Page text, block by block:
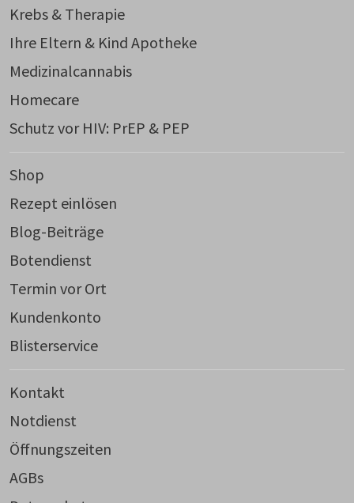
Krebs & Therapie
Ihre Eltern & Kind Apotheke
Medizinalcannabis
Homecare
Schutz vor HIV: PrEP & PEP
Shop
Rezept einlösen
Blog-Beiträge
Botendienst
Termin vor Ort
Kundenkonto
Blisterservice
Kontakt
Notdienst
Öffnungszeiten
AGBs